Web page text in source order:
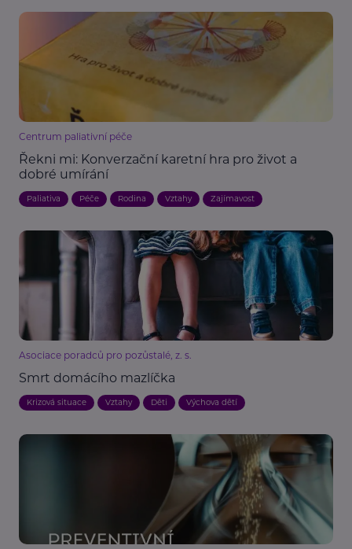
Centrum paliativní péče
Řekni mi: Konverzační karetní hra pro život a
dobré umírání
Paliativa Péče Rodina Vztahy Zajímavost
Asociace poradců pro pozůstalé, z. s.
Smrt domácího mazlíčka
Krizová situace Vztahy Děti Výchova dětí